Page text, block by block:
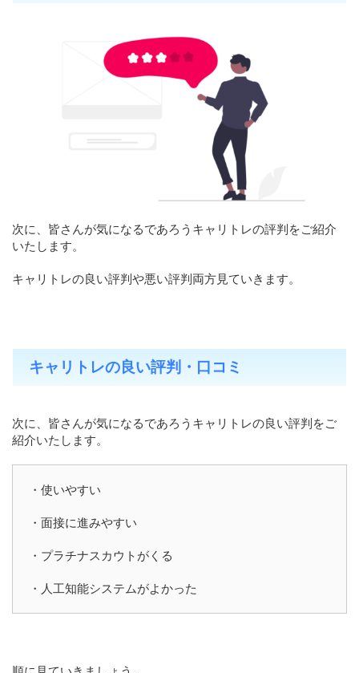
次に、皆さんが気になるであろうキャリトレの評判をご紹介
いたします。
キャリトレの良い評判や悪い評判両方見ていきます。
キャリトレの良い評判・口コミ
次に、皆さんが気になるであろうキャリトレの良い評判をご
紹介いたします。
・使いやすい
・面接に進みやすい
・プラチナスカウトがくる
・人工知能システムがよかった